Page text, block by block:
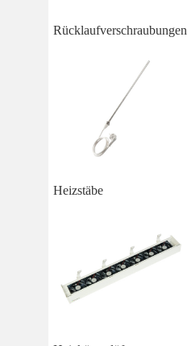
Rücklaufverschraubungen
Heizstäbe